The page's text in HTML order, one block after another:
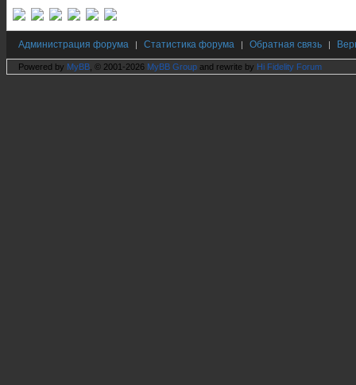
Администрация форума | Статистика форума | Обратная связь |
Powered by MyBB , © 2001-2026 MyBB Group and rewrite by Hi Fidelity Forum